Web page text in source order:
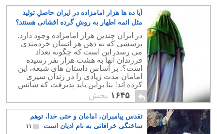
آیا ده ها هزار امامزاده در ایران حاصلِ تولید
مثل ائمه اطهار به روشِ گرده افشانی هستند؟
۱۹
در ایران چندین هزار امامزاده وجود دارد.
پرسشی که به ذهن هر انسان خردمندی
می رسد، این است که چگونه تعداد
فرزندان آنها به هشت هزار نفر رسیده
است؟. بر اساس داستان های شیعه، این
امامان مدت زیادی را در زندان سپری
کرده اند! بنا براین باید پذیرفت که شانس
بچه دار شدن آنان در حد نود درصد کاهش
می یافته است!
۱۶۴۵ پخش
تقدس پیامبران، امامان و حتی خدا، توهم
ساختگی خرافاتی به نام ادیان است
۱۱